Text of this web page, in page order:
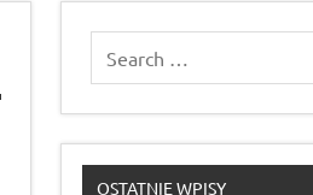
OSTATNIE WPISY